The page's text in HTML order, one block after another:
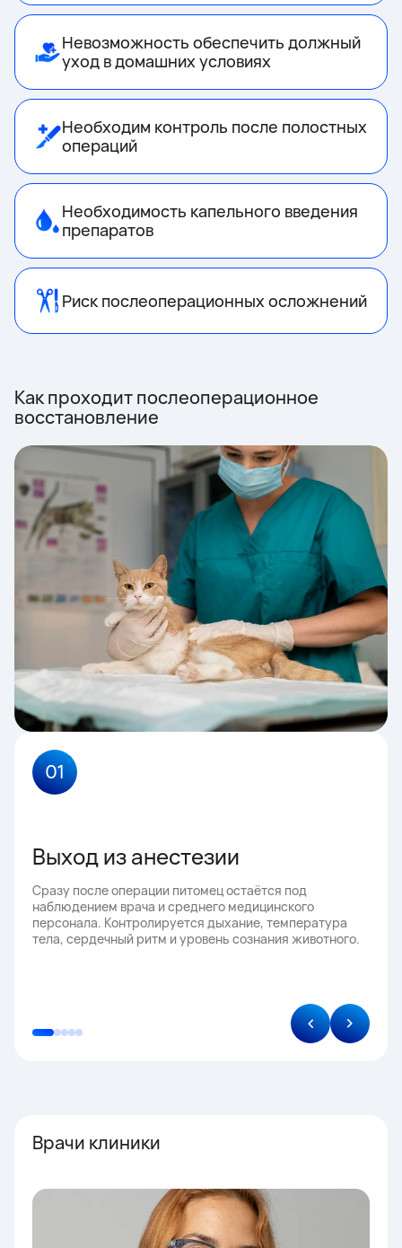
Невозможность обеспечить должный
уход в домашних условиях
Необходим контроль после полостных
операций
Необходимость капельного введения
препаратов
Риск послеоперационных осложнений
Как проходит послеоперационное
восстановление
01
Выход из анестезии
Сразу после операции питомец остаётся под
наблюдением врача и среднего медицинского
персонала. Контролируется дыхание, температура
тела, сердечный ритм и уровень сознания животного.
Врачи клиники